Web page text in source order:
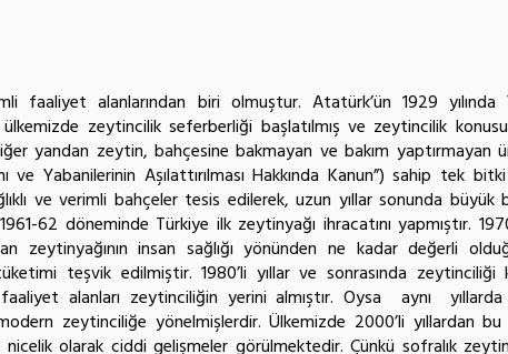
faaliyet alanlarından biri olmuştur. Atatürk’ün 1929
zeytincilik seferberliği başlatılmış ve zeytincilik
yandan zeytin, bahçesine bakmayan ve bakım yaptırmayan
Yabanilerinin Aşılattırılması Hakkında Kanun”) sahip tek
ve verimli bahçeler tesis edilerek, uzun yıllar sonunda
62 döneminde Türkiye ilk zeytinyağı ihracatını yapmıştır.
zeytinyağının insan sağlığı yönünden ne kadar değerli
teşvik edilmiştir. 1980’li yıllar ve sonrasında zeytinciliği
alanları zeytinciliğin yerini almıştır. Oysa aynı
zeytinciliğe yönelmişlerdir. Ülkemizde 2000’li yıllardan bu
olarak ciddi gelişmeler görülmektedir. Çünkü sofralık